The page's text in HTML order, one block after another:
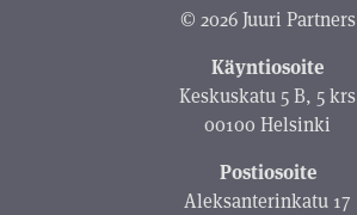
© 2026 Juuri Partners
Käyntiosoite
Keskuskatu 5 B, 5 krs
00100 Helsinki
Postiosoite
Aleksanterinkatu 17